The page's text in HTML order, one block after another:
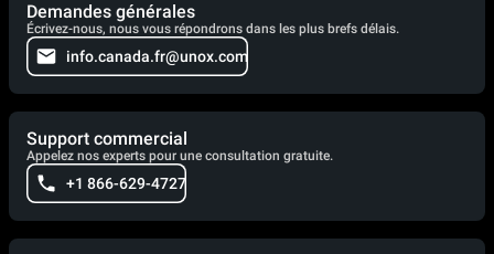
Demandes générales
Écrivez-nous, nous vous répondrons dans les plus brefs délais.
info.canada.fr@unox.com
Support commercial
Appelez nos experts pour une consultation gratuite.
+1 866-629-4727